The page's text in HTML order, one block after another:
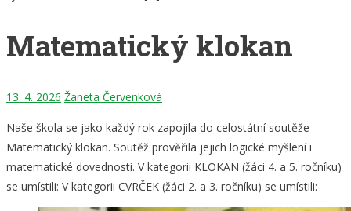
Matematický klokan
13. 4. 2026 Žaneta Červenková
Naše škola se jako každý rok zapojila do celostátní soutěže
Matematický klokan. Soutěž prověřila jejich logické myšlení i
matematické dovednosti. V kategorii KLOKAN (žáci 4. a 5. ročníku)
se umístili: V kategorii CVRČEK (žáci 2. a 3. ročníku) se umístili: